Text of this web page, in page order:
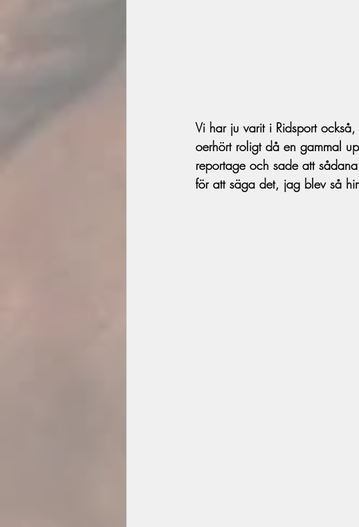
Vi har ju varit i Ridsport
oerhört roligt då en gammal
reportage och sade att
för att säga det, jag blev så